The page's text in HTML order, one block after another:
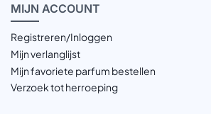
MIJN ACCOUNT
Registreren/Inloggen
Mijn verlanglijst
Mijn favoriete parfum bestellen
Verzoek tot herroeping